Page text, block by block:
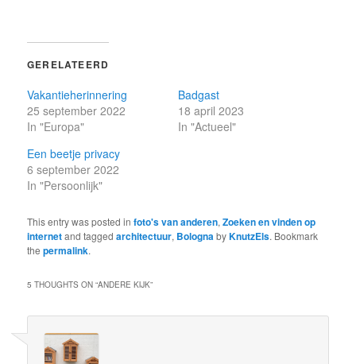
GERELATEERD
Vakantieherinnering
25 september 2022
In "Europa"
Badgast
18 april 2023
In "Actueel"
Een beetje privacy
6 september 2022
In "Persoonlijk"
This entry was posted infoto's van anderen,Zoeken en vinden op
internetand taggedarchitectuur, BolognabyKnutzEls. Bookmark
thepermalink.
5 THOUGHTS ON “ANDERE KIJK”